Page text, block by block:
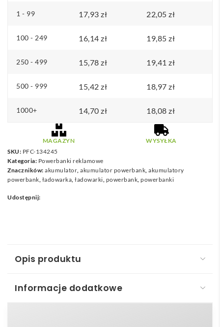
7
9
3
z
d
,
8
1 - 99 17,93 zł 22,05 zł
100 - 249 16,14 zł 19,85 zł
250 - 499 15,78 zł 19,41 zł
500 - 999 15,42 zł 18,97 zł
1000+ 14,70 zł 18,08 zł
MAGAZYN
WYSYŁKA
SKU: PFC-134245
Kategoria: Powerbanki reklamowe
Znaczników: akumulator, akumulator powerbank, akumulatory
powerbank, ładowarka, ładowarki, powerbank, powerbanki
Udostępnij:
Opis produktu
Informacje dodatkowe